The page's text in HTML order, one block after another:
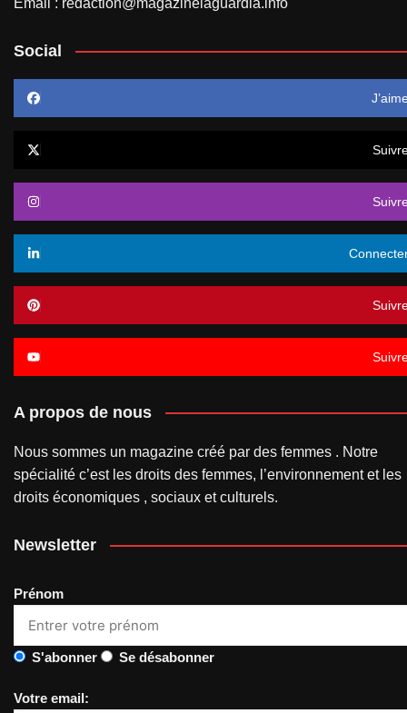
Email : redaction@magazinelaguardia.info
Social
A propos de nous
Nous sommes un magazine créé par des femmes . Notre
spécialité c’est les droits des femmes, l’environnement et les
droits économiques , sociaux et culturels.
Newsletter
Prénom
S'abonner Se désabonner
Votre email: